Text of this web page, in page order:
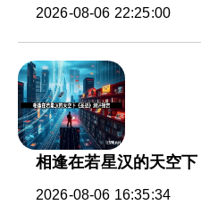
2026-08-06 22:25:00
相逢在若星汉的天空
2026-08-06 16:35:34